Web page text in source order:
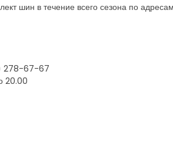
шин в течение всего сезона по
278-67-67
20.00